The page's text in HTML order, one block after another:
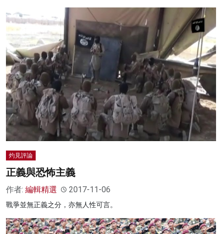
灼見評論
正義與恐怖主義
作者: 編輯精選 2017-11-06
戰爭並無正義之分，亦無人性可言。